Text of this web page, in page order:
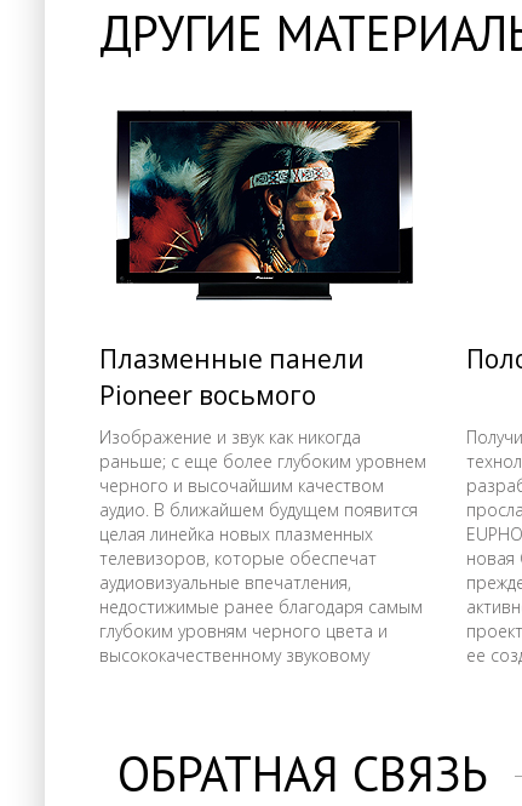
ДРУГИЕ
Плазменные панели
Pioneer восьмого
поколения
Изображение и звук как никогда
раньше; с еще более глубоким уровнем
черного и высочайшим качеством
аудио. В ближайшем будущем появится
целая линейка новых плазменных
телевизоров, которые обеспечат
аудиовизуальные впечатления,
недостижимые ранее благодаря самым
глубоким уровням черного цвета и
высококачественному звуковому
новая
ее
ОБРАТНАЯ СВЯЗЬ